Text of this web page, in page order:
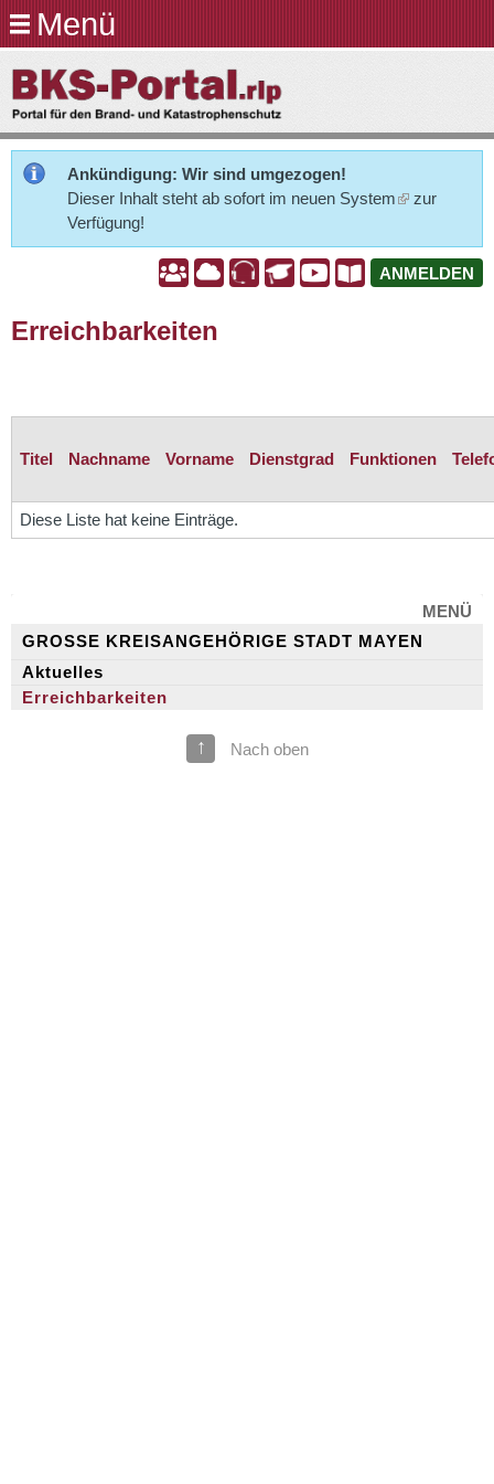
zum
Inhalt
BKS-
Portal.rlp
Ankündigung: Wir sind umgezogen!
Dieser Inhalt steht ab sofort im neuen System
zur
Verfügung!
A A A ANMELDEN
Erreichbarkeiten
Titel Nachname Vorname Dienstgrad Funktionen
Diese Liste hat keine Einträge.
MENÜ
GROSSE KREISANGEHÖRIGE STADT MAYEN
Aktuelles
Erreichbarkeiten
Menü
↑ Nach oben